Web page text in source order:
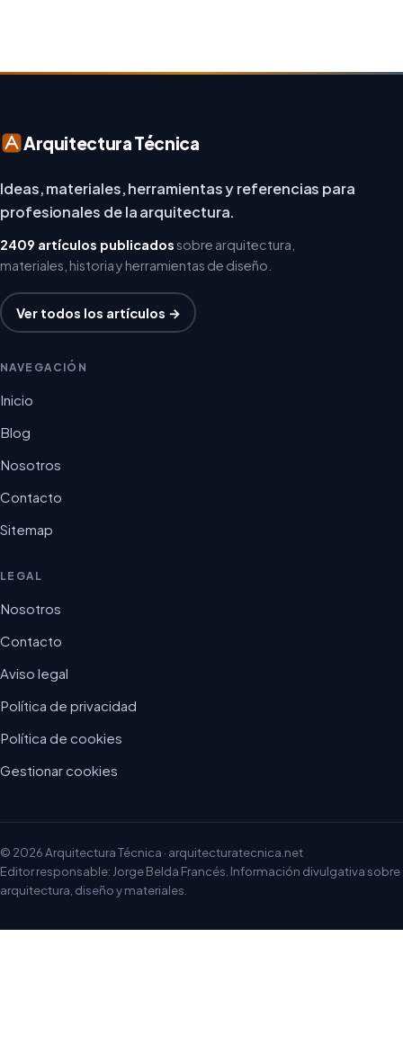
Arquitectura Técnica
Ideas, materiales, herramientas y referencias para
profesionales de la arquitectura.
2409 artículos publicadossobre arquitectura,
materiales, historia y herramientas de diseño.
Ver todos los artículos →
NAVEGACIÓN
Inicio
Blog
Nosotros
Contacto
Sitemap
LEGAL
Nosotros
Contacto
Aviso legal
Política de privacidad
Política de cookies
Gestionar cookies
© 2026 Arquitectura Técnica · arquitecturatecnica.net
Editor responsable: Jorge Belda Francés. Información divulgativa sobre
arquitectura, diseño y materiales.